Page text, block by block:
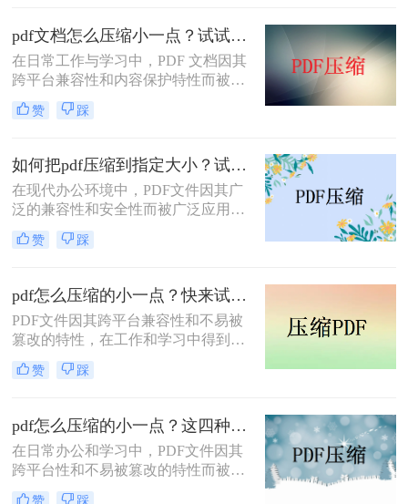
pdf文档怎么压缩小一点？试试这5个压缩方法！
在日常工作与学习中，PDF 文档因其
跨平台兼容性和内容保护特性而被广
泛使用。然而，当 PDF 文件中包含大
量高分辨率图片、内嵌字体或复杂图
不仅占用存储空间，还经常因超过邮
箱附件限制或上传耗时过长而影响办
公效率。那么PDF 文档怎么压缩小一
点呢？本文从压缩效果、操作难度、
处理速度、隐私安全四个维度，对比
五种主流压缩方案，帮助您根据实际
赞 踩
如何把pdf压缩到指定大小？试试这4种压缩方法！
在现代办公环境中，PDF文件因其广
泛的兼容性和安全性而被广泛应用。
然而，当这些文件过大时，会带来传
输不便、占用过多存储空间等问题。
变得尤为重要。本文将详细介绍四种
常用的方法，帮助您轻松应对这一挑
战。
赞 踩
pdf怎么压缩的小一点？快来试试这4种压缩方法！
PDF文件因其跨平台兼容性和不易被
篡改的特性，在工作和学习中得到了
广泛应用。然而，PDF文件有时体积
过大，不便于存储和传输。那么pdf怎
有效的PDF压缩方法。
赞 踩
pdf怎么压缩的小一点？这四种压缩方法了解一下
在日常办公和学习中，PDF文件因其
跨平台性和不易被篡改的特性而被广
泛使用。然而，有时PDF文件过大，
赞 踩